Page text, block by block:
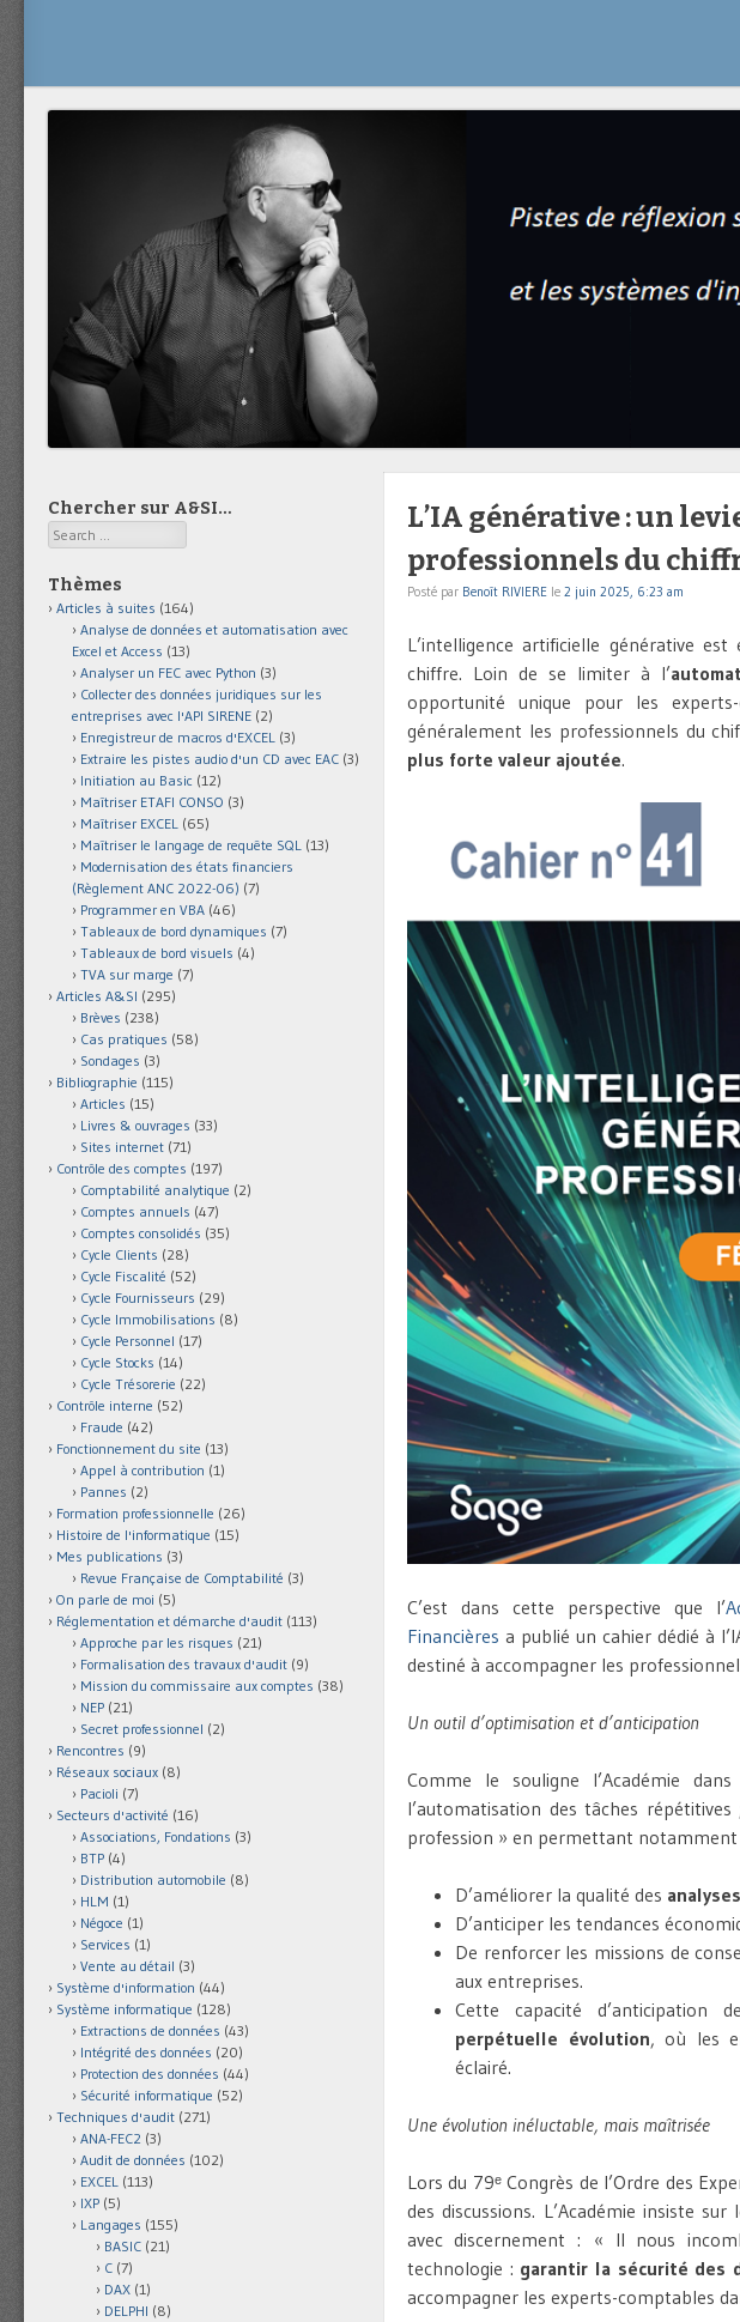
L’IA générative : un
professionnels du
Posté par Benoît RIVIERE le 2 juin 2025, 6:23 am
L’intelligence artificielle générative
chiffre. Loin de se limiter à l’
opportunité unique pour les
généralement les professionnels du
plus forte valeur ajoutée.
C’est dans cette perspective que l’
Financières a publié un cahier dédié à
destiné à accompagner les
Un outil d’optimisation et d’anticipation
Comme le souligne l’Académie
l’automatisation des tâches
profession » en permettant notamment
D’améliorer la qualité des
D’anticiper les tendances
De renforcer les missions de
aux entreprises.
Cette capacité d’anticipation
perpétuelle évolution, où les
éclairé.
Une évolution inéluctable, mais maîtrisée
Lors du 79ᵉ Congrès de l’Ordre des
des discussions. L’Académie insiste
avec discernement : « Il nous
technologie : garantir la sécurité des
accompagner les experts-comptables
Chercher sur A&SI…
Search
Thèmes
Articles à suites (164)
Analyse de données et automatisation avec
Excel et Access (13)
Analyser un FEC avec Python (3)
Collecter des données juridiques sur les
entreprises avec l'API SIRENE (2)
Enregistreur de macros d'EXCEL (3)
Extraire les pistes audio d'un CD avec EAC (3)
Initiation au Basic (12)
Maîtriser ETAFI CONSO (3)
Maîtriser EXCEL (65)
Maîtriser le langage de requête SQL (13)
Modernisation des états financiers
(Règlement ANC 2022-06) (7)
Programmer en VBA (46)
Tableaux de bord dynamiques (7)
Tableaux de bord visuels (4)
TVA sur marge (7)
Articles A&SI (295)
Brèves (238)
Cas pratiques (58)
Sondages (3)
Bibliographie (115)
Articles (15)
Livres & ouvrages (33)
Sites internet (71)
Contrôle des comptes (197)
Comptabilité analytique (2)
Comptes annuels (47)
Comptes consolidés (35)
Cycle Clients (28)
Cycle Fiscalité (52)
Cycle Fournisseurs (29)
Cycle Immobilisations (8)
Cycle Personnel (17)
Cycle Stocks (14)
Cycle Trésorerie (22)
Contrôle interne (52)
Fraude (42)
Fonctionnement du site (13)
Appel à contribution (1)
Pannes (2)
Formation professionnelle (26)
Histoire de l'informatique (15)
Mes publications (3)
Revue Française de Comptabilité (3)
On parle de moi (5)
Réglementation et démarche d'audit (113)
Approche par les risques (21)
Formalisation des travaux d'audit (9)
Mission du commissaire aux comptes (38)
NEP (21)
Secret professionnel (2)
Rencontres (9)
Réseaux sociaux (8)
Pacioli (7)
Secteurs d'activité (16)
Associations, Fondations (3)
BTP (4)
Distribution automobile (8)
HLM (1)
Négoce (1)
Services (1)
Vente au détail (3)
Système d'information (44)
Système informatique (128)
Extractions de données (43)
Intégrité des données (20)
Protection des données (44)
Sécurité informatique (52)
Techniques d'audit (271)
ANA-FEC2 (3)
Audit de données (102)
EXCEL (113)
IXP (5)
Langages (155)
BASIC (21)
C (7)
DAX (1)
DELPHI (8)